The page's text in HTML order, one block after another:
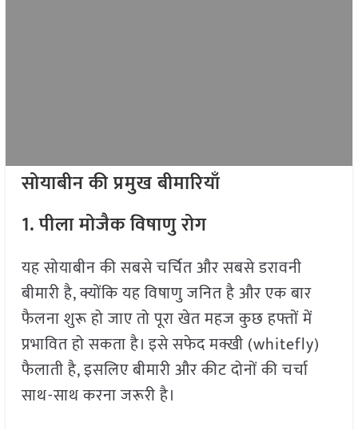
सोयाबीनकीप्रमुखबीमारियाँ
1.पीलामोजैकविषाणुरोग
यह सोयाबीन की सबसे चर्चित और सबसे डरावनी
बीमारी है, क्योंकि यह विषाणु जनित है और एक बार
फैलना शुरू हो जाए तो पूरा खेत महज कुछ हफ्तों में
प्रभावित हो सकता है। इसे सफेद मक्खी (whitefly)
फैलाती है, इसलिए बीमारी और कीट दोनों की चर्चा
साथ-साथ करना जरूरी है।